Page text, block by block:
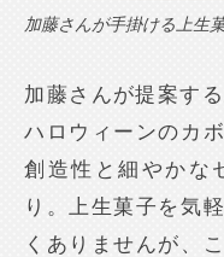
加藤さんが手掛ける上生菓
加藤さんが提案す
ハロウィーンのカ
創造性と細やかな
り。上生菓子を気
くありませんが、